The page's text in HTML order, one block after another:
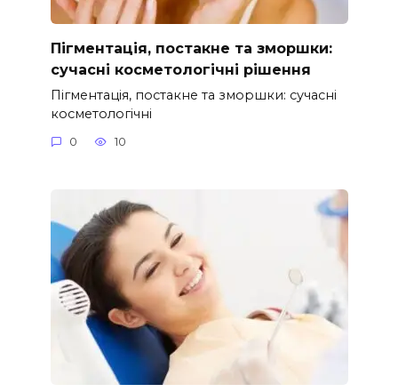
Пігментація, постакне та зморшки:
сучасні косметологічні рішення
Пігментація, постакне та зморшки: сучасні
косметологічні
0 10